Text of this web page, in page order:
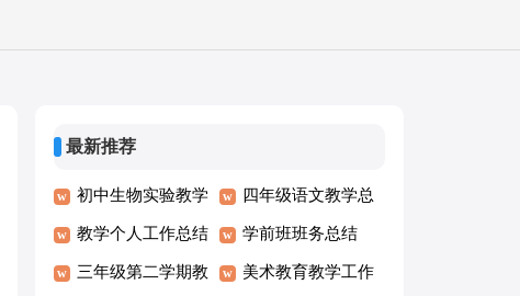
最新推荐
初中生物实验教学
总结
四年级语文教学总
结
教学个人工作总结 学前班班务总结
三年级第二学期教 美术教育教学工作